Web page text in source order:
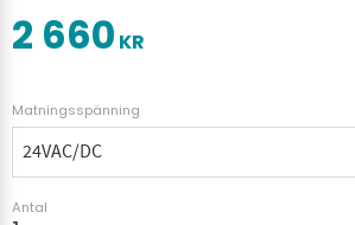
2 660 KR
Matningsspänning
Antal